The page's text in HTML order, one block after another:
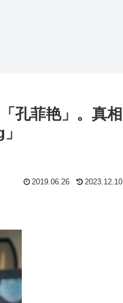
孔菲艳」。真相
2019.06.26 2023.12.10